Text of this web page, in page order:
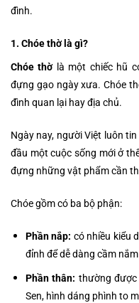
đình.
1. Chóe thờ là gì?
Chóe thờlà một chiếc hũ
đựng gạo ngày xưa. Chóe
đình quan lại hay địa chủ.
Ngày nay, người Việt luôn
đầu một cuộc sống mới ở
đựng những vật phẩm cần
Chóe gồm có ba bộ phận:
Phần nắp: có nhiều kiểu
đỉnh để dễ dàng cầm nắm
Phần thân: thường được
Sen, hình dáng phình to